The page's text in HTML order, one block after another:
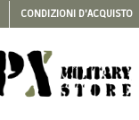
CONDIZIONI D'ACQUISTO